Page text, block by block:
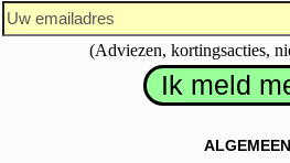
(Adviezen, kortingsacties,
ALGEMEEN